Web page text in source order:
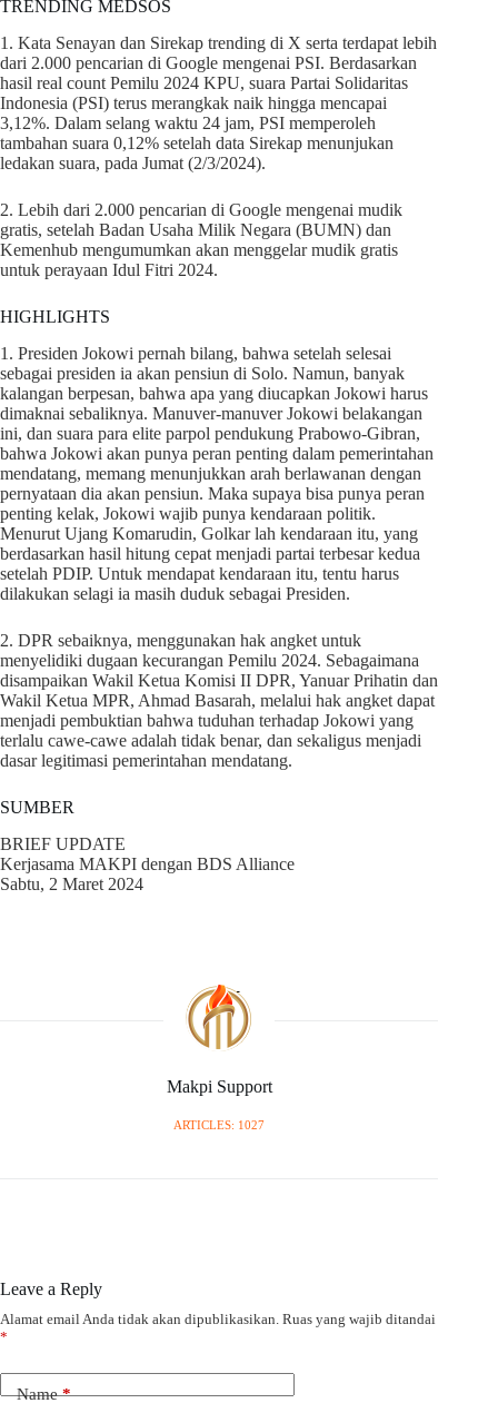
TRENDING MEDSOS
1. Kata Senayan dan Sirekap trending di X serta terdapat lebih
dari 2.000 pencarian di Google mengenai PSI. Berdasarkan
hasil real count Pemilu 2024 KPU, suara Partai Solidaritas
Indonesia (PSI) terus merangkak naik hingga mencapai
3,12%. Dalam selang waktu 24 jam, PSI memperoleh
tambahan suara 0,12% setelah data Sirekap menunjukan
ledakan suara, pada Jumat (2/3/2024).
2. Lebih dari 2.000 pencarian di Google mengenai mudik
gratis, setelah Badan Usaha Milik Negara (BUMN) dan
Kemenhub mengumumkan akan menggelar mudik gratis
untuk perayaan Idul Fitri 2024.
HIGHLIGHTS
1. Presiden Jokowi pernah bilang, bahwa setelah selesai
sebagai presiden ia akan pensiun di Solo. Namun, banyak
kalangan berpesan, bahwa apa yang diucapkan Jokowi harus
dimaknai sebaliknya. Manuver-manuver Jokowi belakangan
ini, dan suara para elite parpol pendukung Prabowo-Gibran,
bahwa Jokowi akan punya peran penting dalam pemerintahan
mendatang, memang menunjukkan arah berlawanan dengan
pernyataan dia akan pensiun. Maka supaya bisa punya peran
penting kelak, Jokowi wajib punya kendaraan politik.
Menurut Ujang Komarudin, Golkar lah kendaraan itu, yang
berdasarkan hasil hitung cepat menjadi partai terbesar kedua
setelah PDIP. Untuk mendapat kendaraan itu, tentu harus
dilakukan selagi ia masih duduk sebagai Presiden.
2. DPR sebaiknya, menggunakan hak angket untuk
menyelidiki dugaan kecurangan Pemilu 2024. Sebagaimana
disampaikan Wakil Ketua Komisi II DPR, Yanuar Prihatin dan
Wakil Ketua MPR, Ahmad Basarah, melalui hak angket dapat
menjadi pembuktian bahwa tuduhan terhadap Jokowi yang
terlalu cawe-cawe adalah tidak benar, dan sekaligus menjadi
dasar legitimasi pemerintahan mendatang.
SUMBER
BRIEF UPDATE
Kerjasama MAKPI dengan BDS Alliance
Sabtu, 2 Maret 2024
Makpi Support
ARTICLES: 1027
Leave a Reply
Alamat email Anda tidak akan dipublikasikan. Ruas yang wajib ditandai
*
Name*